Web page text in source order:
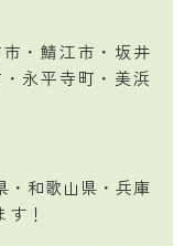
・鯖江市・坂井
永平寺町・美浜
・和歌山県・兵庫
！